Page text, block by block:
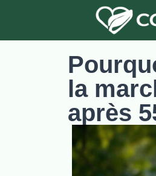
la
après